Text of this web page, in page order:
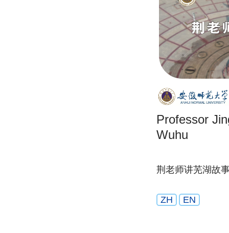
Professor
Wuhu
荆老师讲芜湖故
ZH EN